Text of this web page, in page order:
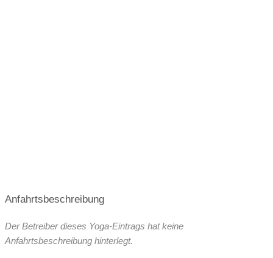
Anfahrtsbeschreibung
Der Betreiber dieses Yoga-Eintrags hat keine
Anfahrtsbeschreibung hinterlegt.